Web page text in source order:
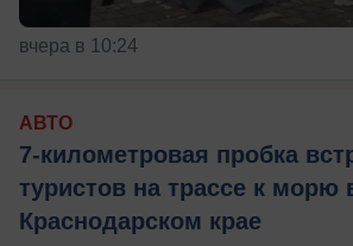
вчера в 10:24
АВТО
7-километровая пробка
туристов на трассе к морю
Краснодарском крае